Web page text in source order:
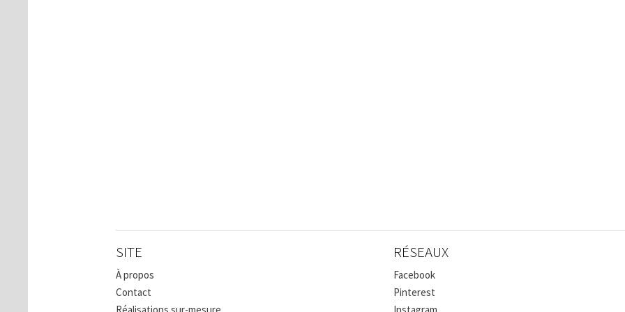
SITE
À propos
Contact
RÉSEAUX
Facebook
Pinterest